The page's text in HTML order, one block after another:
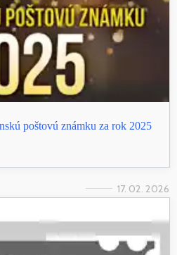
poštovú známku za rok 2025
17. 02. 2026